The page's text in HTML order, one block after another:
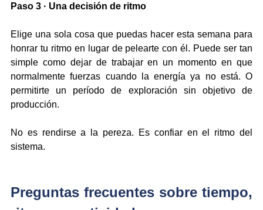
Paso 3 · Una decisión de ritmo
Elige una sola cosa que puedas hacer esta semana para
honrar tu ritmo en lugar de pelearte con él. Puede ser tan
simple como dejar de trabajar en un momento en que
normalmente fuerzas cuando la energía ya no está. O
permitirte un período de exploración sin objetivo de
producción.
No es rendirse a la pereza. Es confiar en el ritmo del
sistema.
Preguntas frecuentes sobre tiempo,